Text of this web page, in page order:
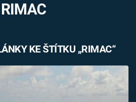
RIMAC
KE ŠTÍTKU „RIMAC“